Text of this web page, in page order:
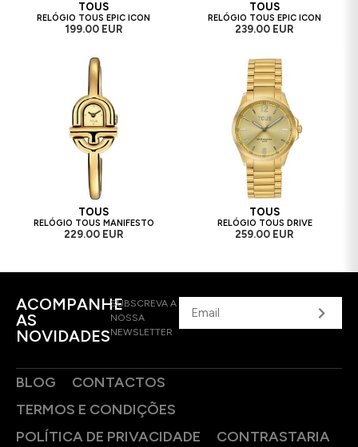
TOUS
RELÓGIO TOUS EPIC ICON
199.00 EUR
TOUS
RELÓGIO TOUS EPIC ICON
239.00 EUR
TOUS
RELÓGIO TOUS MANIFESTO
229.00 EUR
TOUS
RELÓGIO TOUS DRIVE
259.00 EUR
ACOMPANHE
AS
NOVIDADES
SUBSCREVA A
NOSSA
NEWSLETTER
BLOG
CONTACTOS
TERMOS E CONDIÇÕES
POLÍTICA DE PRIVACIDADE
CONTRASTARIA